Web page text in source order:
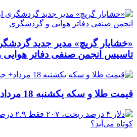
«خشایار گریچ» مدیر جدید
تاسیس انجمن صنفی دفاتر
قیمت طلا و سکه یکشنبه 18 مرداد+ جدول